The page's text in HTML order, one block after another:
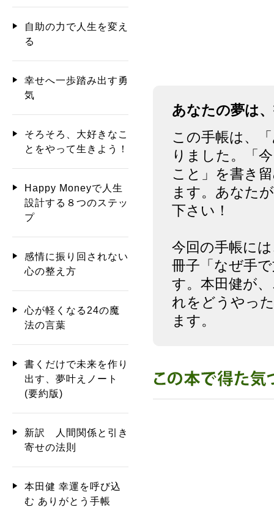
あなたの夢は
この手帳は、
りました。「
こと」を書き
ます。あなた
下さい！
今回の手帳に
冊子「なぜ手
す。本田健が
れをどうやっ
ます。
自助の力で人生を変え
る
幸せへ一歩踏み出す勇
気
そろそろ、大好きなこ
とをやって生きよう！
Happy Moneyで人生
設計する８つのステッ
プ
感情に振り回されない
心の整え方
心が軽くなる24の魔
法の言葉
書くだけで未来を作り
出す、夢叶えノート
(要約版)
新訳 人間関係と引き
寄せの法則
本田健 幸運を呼び込
む ありがとう手帳